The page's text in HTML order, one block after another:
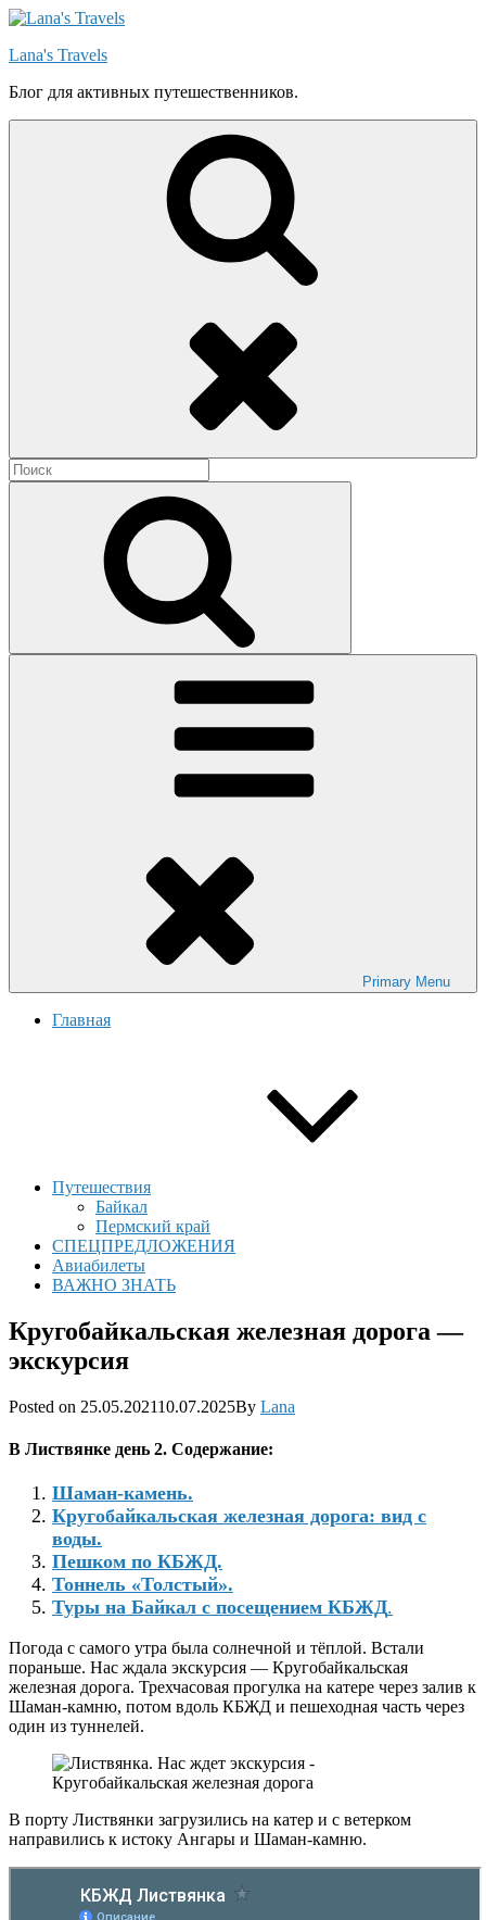
Skip
content
Lana's Travels
Блог для активных путешественников.
Search
for:
Primary Menu
Главная
Путешествия
Байкал
Пермский край
СПЕЦПРЕДЛОЖЕНИЯ
Авиабилеты
ВАЖНО ЗНАТЬ
Кругобайкальская железная дорога —
экскурсия
Posted on Posted
25.05.202110.07.2025By Lana
В Листвянке день 2. Содержание:
Шаман-камень.
Кругобайкальская железная дорога: вид с
воды.
Пешком по КБЖД.
Тоннель «Толстый».
Туры на Байкал с посещением КБЖД.
Погода с самого утра была солнечной и тёплой. Встали
пораньше. Нас ждала экскурсия — Кругобайкальская
железная дорога. Трехчасовая прогулка на катере через залив к
Шаман-камню, потом вдоль КБЖД и пешеходная часть через
один из туннелей.
В порту Листвянки загрузились на катер и с ветерком
направились к истоку Ангары и Шаман-камню.